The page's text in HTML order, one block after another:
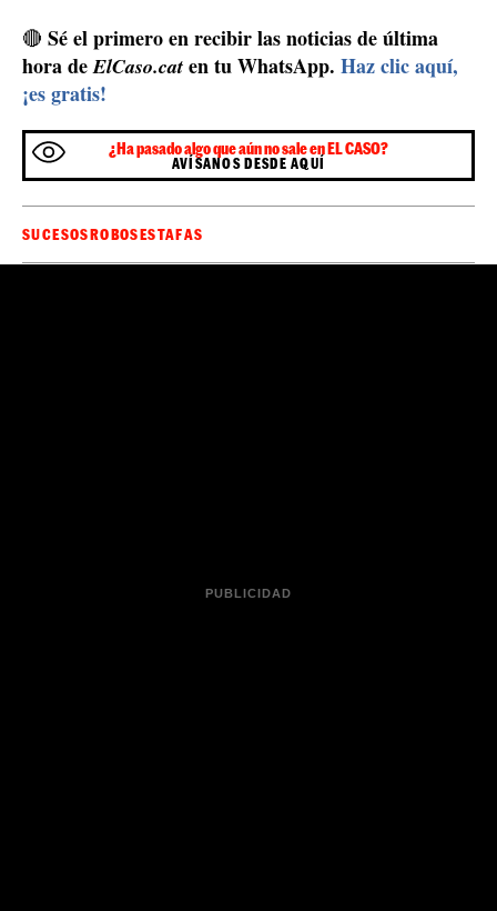
🔴 Sé el primero en recibir las noticias de última
hora deElCaso.cat en tu WhatsApp. Haz clic aquí,
¡es gratis!
¿Ha pasado algo que aún no sale en EL CASO?
AVÍSANOS DESDE AQUÍ
SUCESOSROBOSESTAFAS